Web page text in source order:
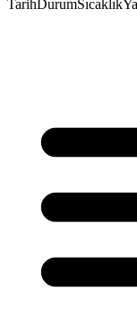
TarihDurumSıcaklık